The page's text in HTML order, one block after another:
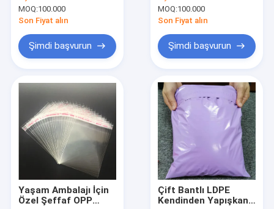
Haberler
Bir teklif isteği
Poli Plastik Torba
Biyolojik Tehlikeli Plastik Torbalar
tıbbi atık torbaları
Yeniden Kullanılabilir Buz Torbaları
Önceden Açılmış Çantalar
MOQ:100.000
Son Fiyat alın
Şimdi başvurun
MOQ:100.000
Son Fiyat alın
Şimdi başvurun
Yaşam Ambalajı İçin
Özel Şeffaf OPP
Çift Bantlı LDPE
Kendinden Yapışkanlı